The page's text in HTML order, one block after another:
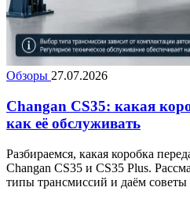
Обзоры 27.07.2026
Changan CS35: какая
как её обслуживать
Разбираемся, какая коробка
Changan CS35 и CS35 Plus.
типы трансмиссий и даём